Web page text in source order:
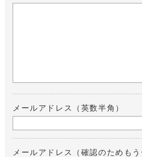
メールアドレス（英数半角）
メールアドレス（確認のためもう